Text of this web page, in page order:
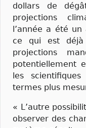
dollars de
projections
l’année a été
ce qui est déjà
projections
potentiellement
les
termes plus
« L’autre
observer des